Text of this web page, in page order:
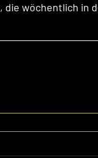
die wöchentlich in